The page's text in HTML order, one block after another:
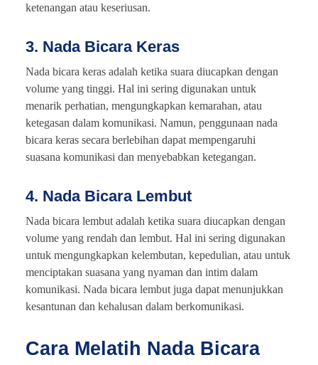
ketenangan atau keseriusan.
3. Nada Bicara Keras
Nada bicara keras adalah ketika suara diucapkan dengan
volume yang tinggi. Hal ini sering digunakan untuk
menarik perhatian, mengungkapkan kemarahan, atau
ketegasan dalam komunikasi. Namun, penggunaan nada
bicara keras secara berlebihan dapat mempengaruhi
suasana komunikasi dan menyebabkan ketegangan.
4. Nada Bicara Lembut
Nada bicara lembut adalah ketika suara diucapkan dengan
volume yang rendah dan lembut. Hal ini sering digunakan
untuk mengungkapkan kelembutan, kepedulian, atau untuk
menciptakan suasana yang nyaman dan intim dalam
komunikasi. Nada bicara lembut juga dapat menunjukkan
kesantunan dan kehalusan dalam berkomunikasi.
Cara Melatih Nada Bicara